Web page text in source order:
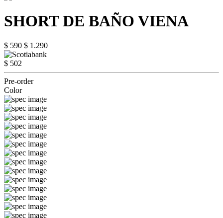
SHORT DE BAÑO VIENA
$ 590 $ 1.290
$ 502
Pre-order
Color